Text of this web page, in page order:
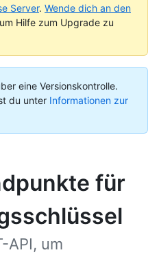
Server. Wende dich an den
Hilfe zum Upgrade zu
eine Versionskontrolle.
du unter Informationen zur
für
API, um